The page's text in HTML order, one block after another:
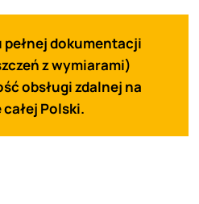
pełnej dokumentacji
z wymiarami)
obsługi zdalnej na
Polski.